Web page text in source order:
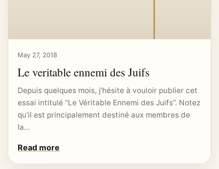
May 27, 2018
Le veritable ennemi des Juifs
Depuis quelques mois, j’hésite à vouloir publier cet
essai intitulé “Le Véritable Ennemi des Juifs”. Notez
qu’il est principalement destiné aux membres de
la…
Read more